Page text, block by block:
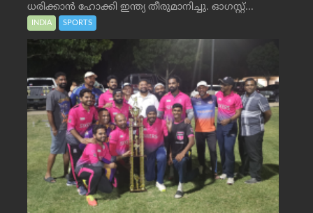
ധരിക്കാൻ ഹോക്കി ഇന്ത്യ തീരുമാനിച്ചു. ഓഗസ്റ്റ്...
INDIA SPORTS